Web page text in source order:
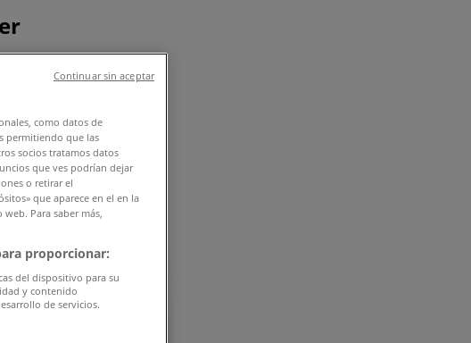
como datos de
permitiendo que las
socios tratamos datos
que ves podrían dejar
o retirar el
que aparece en el en la
Para saber más,
proporcionar:
del dispositivo para su
y contenido
de servicios.
Continuar sin aceptar